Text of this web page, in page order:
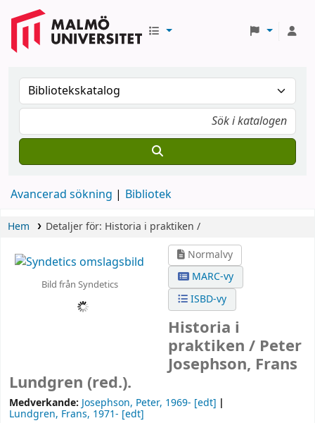
Avancerad sökning Bibliotek
Hem Detaljer för: Historia i praktiken /
Bild från Syndetics
Normalvy
MARC-vy
ISBD-vy
Historia i
praktiken / Peter
Josephson, Frans
Lundgren (red.).
Medverkande: Josephson, Peter, 1969- [edt]
Lundgren, Frans, 1971- [edt]